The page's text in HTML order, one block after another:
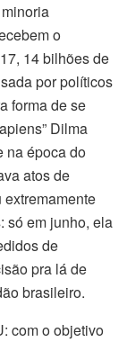
o
14 bilhões de
por políticos
forma de se
Dilma
na época do
atos de
extremamente
só em junho, ela
de
pra lá de
brasileiro.
com o objetivo